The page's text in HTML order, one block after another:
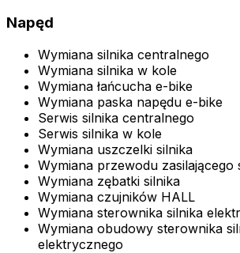
Napęd
Wymiana silnika centralnego
Wymiana silnika w kole
Wymiana łańcucha e-bike
Wymiana paska napędu e-bike
Serwis silnika centralnego
Serwis silnika w kole
Wymiana uszczelki silnika
Wymiana przewodu zasilającego
Wymiana zębatki silnika
Wymiana czujników HALL
Wymiana sterownika silnika
Wymiana obudowy sterownika
elektrycznego